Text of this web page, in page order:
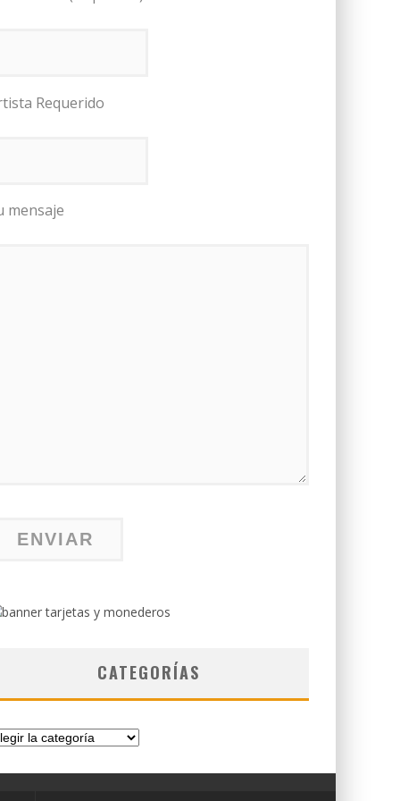
Requerido
mensaje
CATEGORÍAS